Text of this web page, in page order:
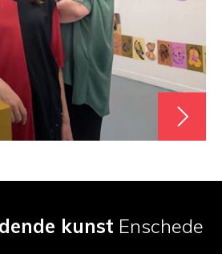
kunst Enschede